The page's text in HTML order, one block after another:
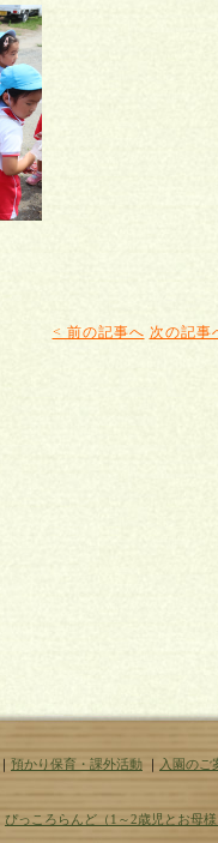
< 前の記事へ 次の記事
｜ 預かり保育・課外活動 ｜ 入園のご
ぴっころらんど（1～2歳児とお母様